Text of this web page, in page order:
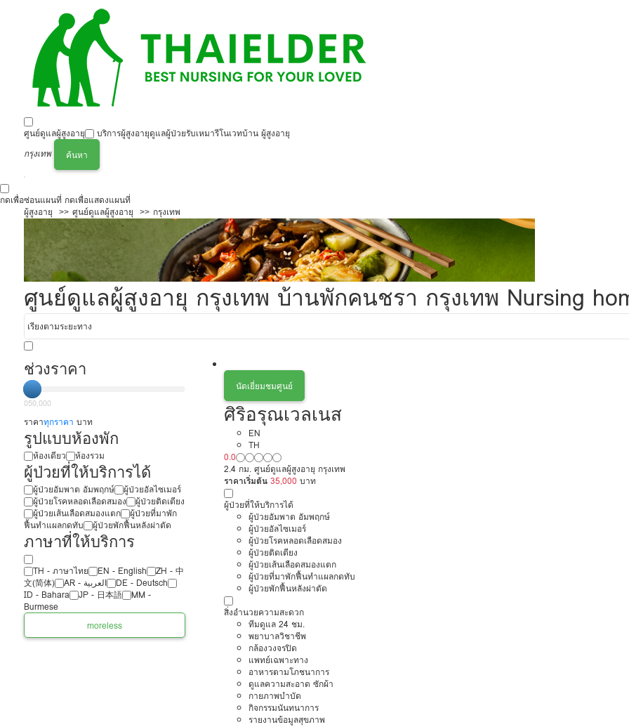
ศูนย์ดูแลผู้สูงอายุ บริการผู้สูงอายุดูแลผู้ป่วยรับเหมารีโนเวทบ้าน ผู้สูงอายุ
กรุงเทพ
ค้นหา
กดเพื่อซ่อนแผนที่ กดเพื่อแสดงแผนที่
ผู้สูงอายุ
ศูนย์ดูแลผู้สูงอายุ กรุงเทพ
ศูนย์ดูแลผู้สูงอายุ กรุงเทพ บ้านพักคนชรา กรุงเทพ Nursing
นัดเยี่ยมชมศูนย์
ศิริอรุณเวลเนส
EN
TH
0.0
2.4 กม. ศูนย์ดูแลผู้สูงอายุ กรุงเทพ
ราคาเริ่มต้น 35,000 บาท
ผู้ป่วยที่ให้บริการได้
ผู้ป่วยอัมพาต อัมพฤกษ์
ผู้ป่วยอัลไซเมอร์
ผู้ป่วยโรคหลอดเลือดสมอง
ผู้ป่วยติดเตียง
ผู้ป่วยเส้นเลือดสมองแตก
ผู้ป่วยที่มาพักฟื้นทำแผลกดทับ
ผู้ป่วยพักฟื้นหลังผ่าตัด
สิ่งอำนวยความสะดวก
ทีมดูแล 24 ชม.
พยาบาลวิชาชีพ
กล้องวงจรปิด
แพทย์เฉพาะทาง
อาหารตามโภชนาการ
ดูแลความสะอาด ซักผ้า
กายภาพบำบัด
กิจกรรมนันทนาการ
รายงานข้อมูลสุขภาพ
ช่วงราคา
050,000
ราคาทุกราคา บาท
รูปแบบห้องพัก
ห้องเดียว ห้องรวม
ผู้ป่วยที่ให้บริการได้
ผู้ป่วยอัมพาต อัมพฤกษ์
ผู้ป่วยอัลไซเมอร์
ผู้ป่วยโรคหลอดเลือดสมอง
ผู้ป่วยติดเตียง
ผู้ป่วยเส้นเลือดสมองแตก
ผู้ป่วยที่มาพัก
ฟื้นทำแผลกดทับ
ผู้ป่วยพักฟื้นหลังผ่าตัด
ภาษาที่ให้บริการ
TH - ‏ภาษาไทย EN - English
ZH - 中
文(简体)
‏AR - ‏العربية‏
DE - Deutsch
ID - Bahara
JP - 日本語
MM -
Burmese
moreless